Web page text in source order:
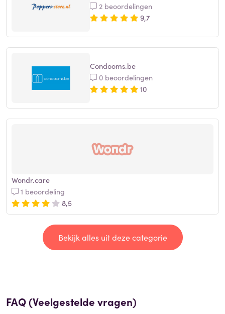
2 beoordelingen
9,7
Condooms.be
0 beoordelingen
10
Wondr.care
1 beoordeling
8,5
Bekijk alles uit deze categorie
FAQ (Veelgestelde vragen)